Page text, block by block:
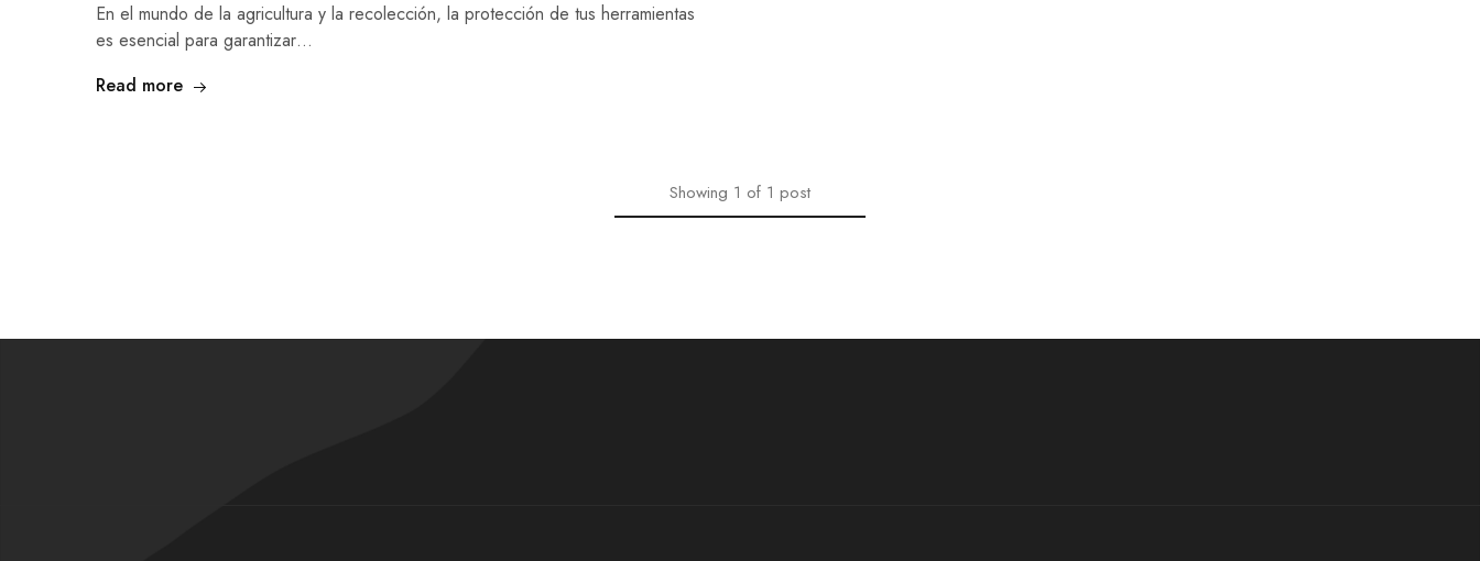
En el mundo de la agricultura y la recolección, la protección de tus herramientas
es esencial para garantizar…
Read more
Showing 1 of 1 post